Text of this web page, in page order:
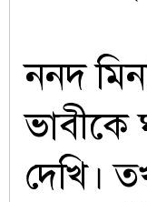
ননদ
ভাবীকে
দেখি।